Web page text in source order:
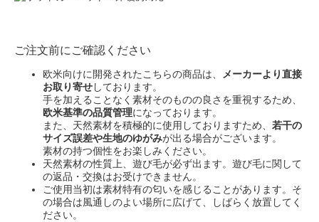
ご注文前にご確認ください
欧米向けに開発されたこちらの商品は、 メーカーより直接
お取り寄せしております。
手を加えることなく素材そのものの良さを重視するため、
欧米基準の品質管理になっております。
また、天然素材を積極的に使用しておりますため、 若干の
サイズ誤差や生地のゆがみが出る場合がございます。
素材の持つ個性をお楽しみください。
天然素材の性質上、遊び毛が必ず出ます。遊び毛に関して
の返品・交換はお受けできません。
ご使用当初は素材特有の匂いを感じることがあります。そ
の場合は風通しのよい場所に広げて、しばらく放置してく
ださい。